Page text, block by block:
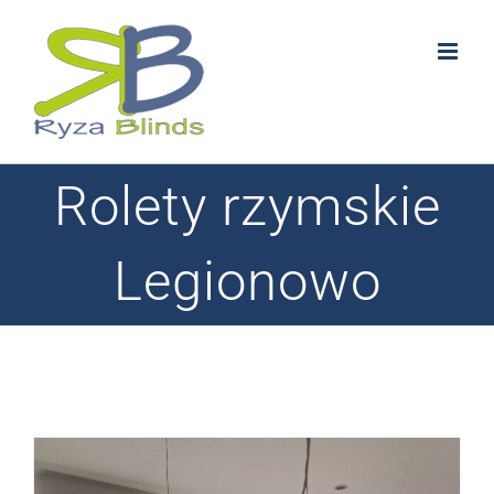
content
Rolety rzymskie
Legionowo